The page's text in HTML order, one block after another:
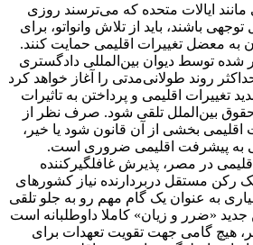
ایالات متحده که می‌ترسند روزی
باشند، باید از تلاش وانواتو، برای
به معضل تغییرات اقلیمی حمایت کنند.
توسط دیوان بین‌المللی دادگستری
روند طولانی‌مدتی را آغاز خواهد کرد
تغییرات اقلیمی و پرداختن به تاثیرات
بین‌الملل تلقی ‌شود. صرف نظر از
بخشی از آن قانون شود یا خیر،
به پیشرفت اقلیمی ضروری است.
در مصر، پذیرش غافلگیرکننده
رکن مستقل دربردارنده نیاز کشورهای
به عنوان یک گام مهم رو به جلو تلقی
«ضرر و زیان» کاملا داوطلبانه است
هیچ گامی جهت تقویت تعهدات برای